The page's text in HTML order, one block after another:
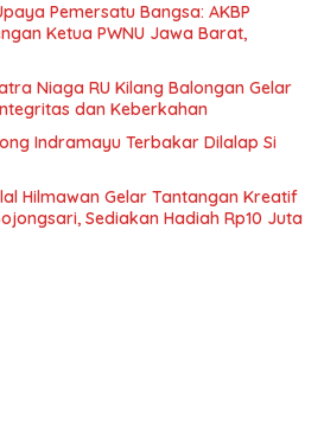
Pemersatu Bangsa: AKBP
Ketua PWNU Jawa Barat,
Niaga RU Kilang Balongan Gelar
dan Keberkahan
Indramayu Terbakar Dilalap Si
Hilmawan Gelar Tantangan Kreatif
Sediakan Hadiah Rp10 Juta